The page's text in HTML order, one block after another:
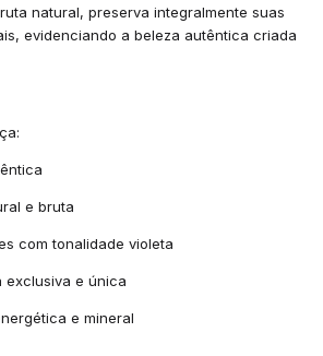
natural, preserva integralmente suas
evidenciando a beleza autêntica criada
e bruta
com tonalidade violeta
exclusiva e única
e mineral